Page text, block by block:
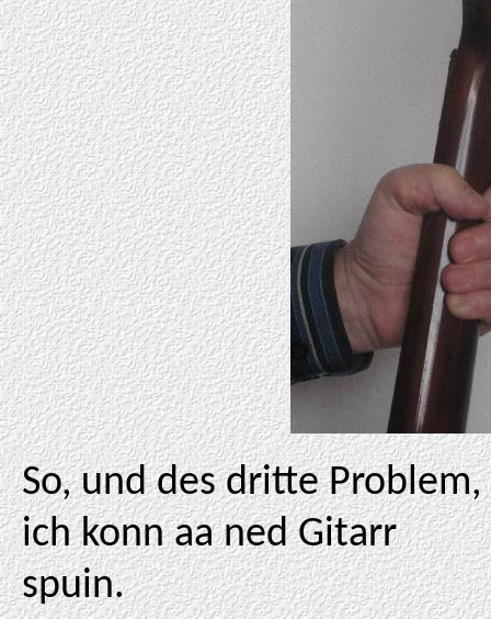
So, und des dritte Problem,
ich konn aa ned Gitarr
spuin.